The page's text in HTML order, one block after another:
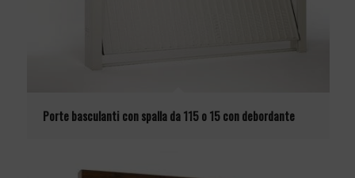
Porte basculanti con spalla da 115 o 15 con debordante